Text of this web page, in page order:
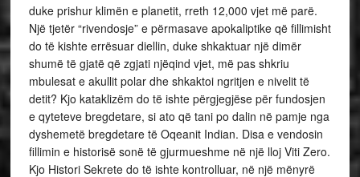
duke prishur klimën e planetit, rreth 12,000 vjet më parë.
Një tjetër “rivendosje” e përmasave apokaliptike që fillimisht
do të kishte errësuar diellin, duke shkaktuar një dimër
shumë të gjatë që zgjati njëqind vjet, më pas shkriu
mbulesat e akullit polar dhe shkaktoi ngritjen e nivelit të
detit? Kjo kataklizëm do të ishte përgjegjëse për fundosjen
e qyteteve bregdetare, si ato që tani po dalin në pamje nga
dyshemetë bregdetare të Oqeanit Indian. Disa e vendosin
fillimin e historisë sonë të gjurmueshme në një lloj Viti Zero.
Kjo Histori Sekrete do të ishte kontrolluar, në një mënyrë